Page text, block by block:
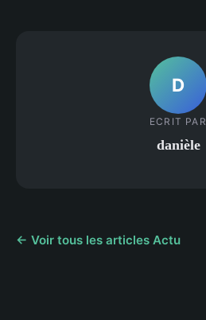
D
ECRIT PAR
danièle
← Voir tous les articles Actu